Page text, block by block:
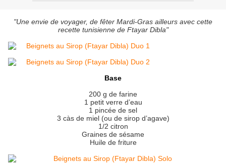
"Une envie de voyager, de fêter Mardi-Gras ailleurs avec cette
recette tunisienne de Ftayar Dibla"
Base
200 g de farine
1 petit verre d’eau
1 pincée de sel
3 càs de miel (ou de sirop d’agave)
1/2 citron
Graines de sésame
Huile de friture